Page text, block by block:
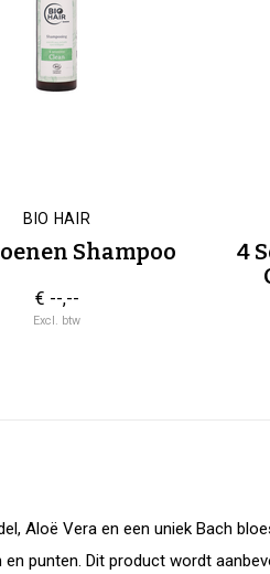
BIO HAIR
Shampoo
€ --,--
Excl. btw
4
Aloë Vera en een uniek Bach
punten. Dit product wordt